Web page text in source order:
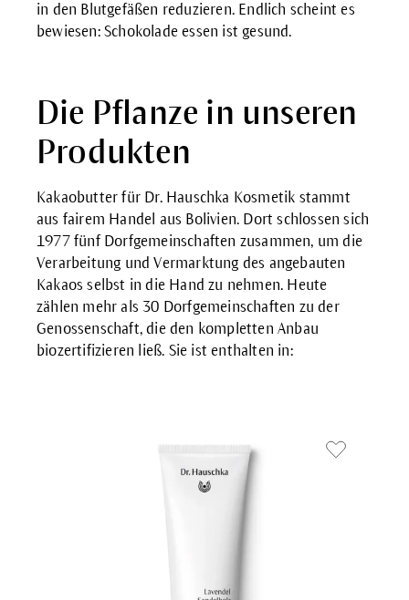
in den Blutgefäßen reduzieren. Endlich scheint es
bewiesen: Schokolade essen ist gesund.
Die Pflanze in unseren
Produkten
Kakaobutter für Dr. Hauschka Kosmetik stammt
aus fairem Handel aus Bolivien. Dort schlossen sich
1977 fünf Dorfgemeinschaften zusammen, um die
Verarbeitung und Vermarktung des angebauten
Kakaos selbst in die Hand zu nehmen. Heute
zählen mehr als 30 Dorfgemeinschaften zu der
Genossenschaft, die den kompletten Anbau
biozertifizieren ließ. Sie ist enthalten in: